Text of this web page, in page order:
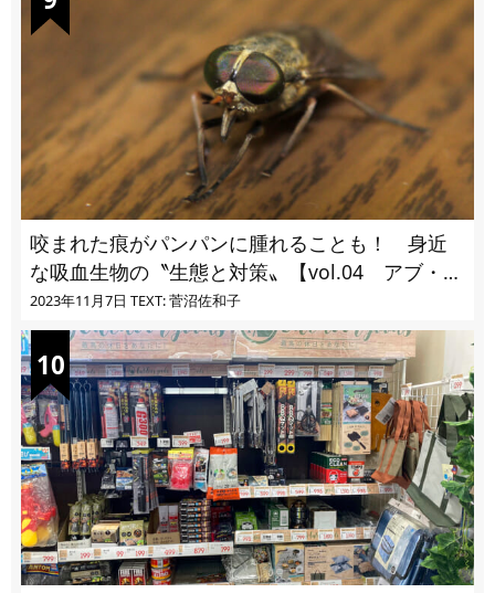
咬まれた痕がパンパンに腫れることも！ 身近
な吸血生物の〝生態と対策〟【vol.04 アブ・ブ
ユ・ヌカカ】
2023年11月7日 TEXT: 菅沼佐和子